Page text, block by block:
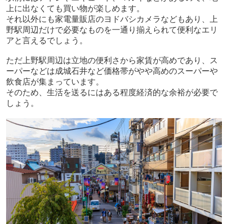
上に出なくても買い物が楽しめます。
それ以外にも家電量販店のヨドバシカメラなどもあり、上
野駅周辺だけで必要なものを一通り揃えられて便利なエリ
アと言えるでしょう。
ただ上野駅周辺は立地の便利さから家賃が高めであり、ス
ーパーなどは成城石井など価格帯がやや高めのスーパーや
飲食店が集まっています。
そのため、生活を送るにはある程度経済的な余裕が必要で
しょう。